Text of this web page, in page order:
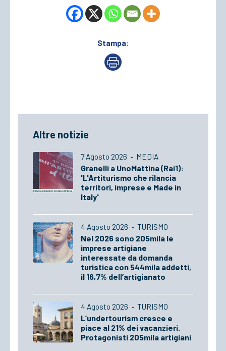
Stampa:
Altre notizie
7 Agosto 2026 · MEDIA
Granelli a UnoMattina (Rai1):
'L'Artiturismo che rilancia
territori, imprese e Made in
Italy'
4 Agosto 2026 · TURISMO
Nel 2026 sono 205mila le
imprese artigiane
interessate da domanda
turistica con 544mila addetti,
il 16,7% dell’artigianato
4 Agosto 2026 · TURISMO
L’undertourism cresce e
piace al 21% dei vacanzieri.
Protagonisti 205mila artigiani